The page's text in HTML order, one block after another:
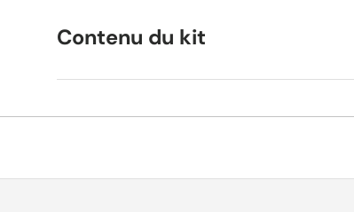
Contenu du kit